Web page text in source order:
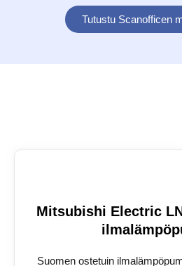
Tutustu Scanofficen
Mitsubishi Electric
Suomen ostetuin